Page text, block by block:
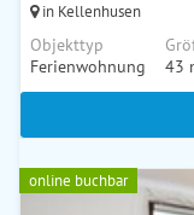
in Kellenhusen
Objekttyp
Ferienwohnung
43
online buchbar